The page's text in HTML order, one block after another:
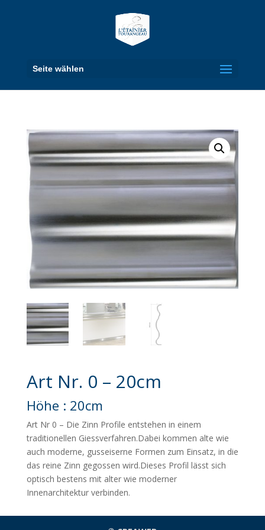
Seite wählen
Art Nr. 0 – 20cm
Höhe : 20cm
Art Nr 0 – Die Zinn Profile entstehen in einem
traditionellen Giessverfahren.Dabei kommen alte wie
auch moderne, gusseiserne Formen zum Einsatz, in die
das reine Zinn gegossen wird.Dieses Profil lässt sich
optisch bestens mit alter wie moderner
Innenarchitektur verbinden.